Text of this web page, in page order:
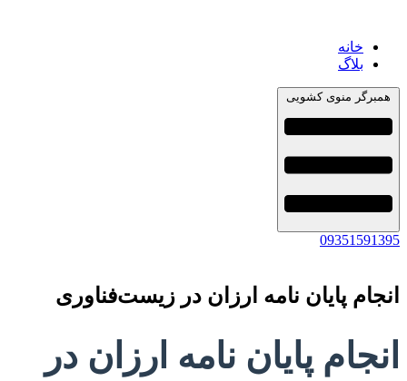
خانه
بلاگ
همبرگر منوی کشویی
09351591395
انجام پایان نامه ارزان در زیست‌فناوری
انجام پایان نامه ارزان در